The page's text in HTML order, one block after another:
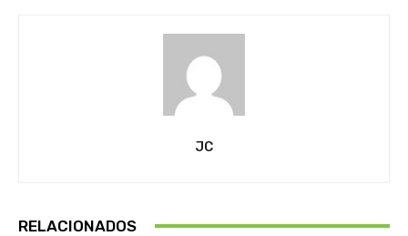
JC
RELACIONADOS